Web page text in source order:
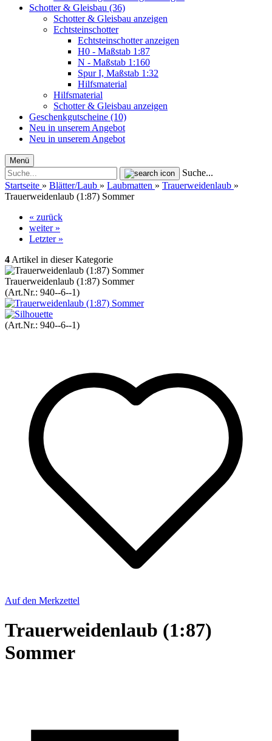
Schotter & Gleisbau (36)
Schotter & Gleisbau anzeigen
Echtsteinschotter
Echtsteinschotter anzeigen
H0 - Maßstab 1:87
N - Maßstab 1:160
Spur I, Maßstab 1:32
Hilfsmaterial
Hilfsmaterial
Schotter & Gleisbau anzeigen
Geschenkgutscheine (10)
Neu in unserem Angebot
Neu in unserem Angebot
Menü
Suche...
Startseite » Blätter/Laub » Laubmatten » Trauerweidenlaub »
Trauerweidenlaub (1:87) Sommer
« zurück
weiter »
Letzter »
4 Artikel in dieser Kategorie
Trauerweidenlaub (1:87) Sommer
(Art.Nr.: 940--6--1)
(Art.Nr.: 940--6--1)
Auf den Merkzettel
Trauerweidenlaub (1:87)
Sommer